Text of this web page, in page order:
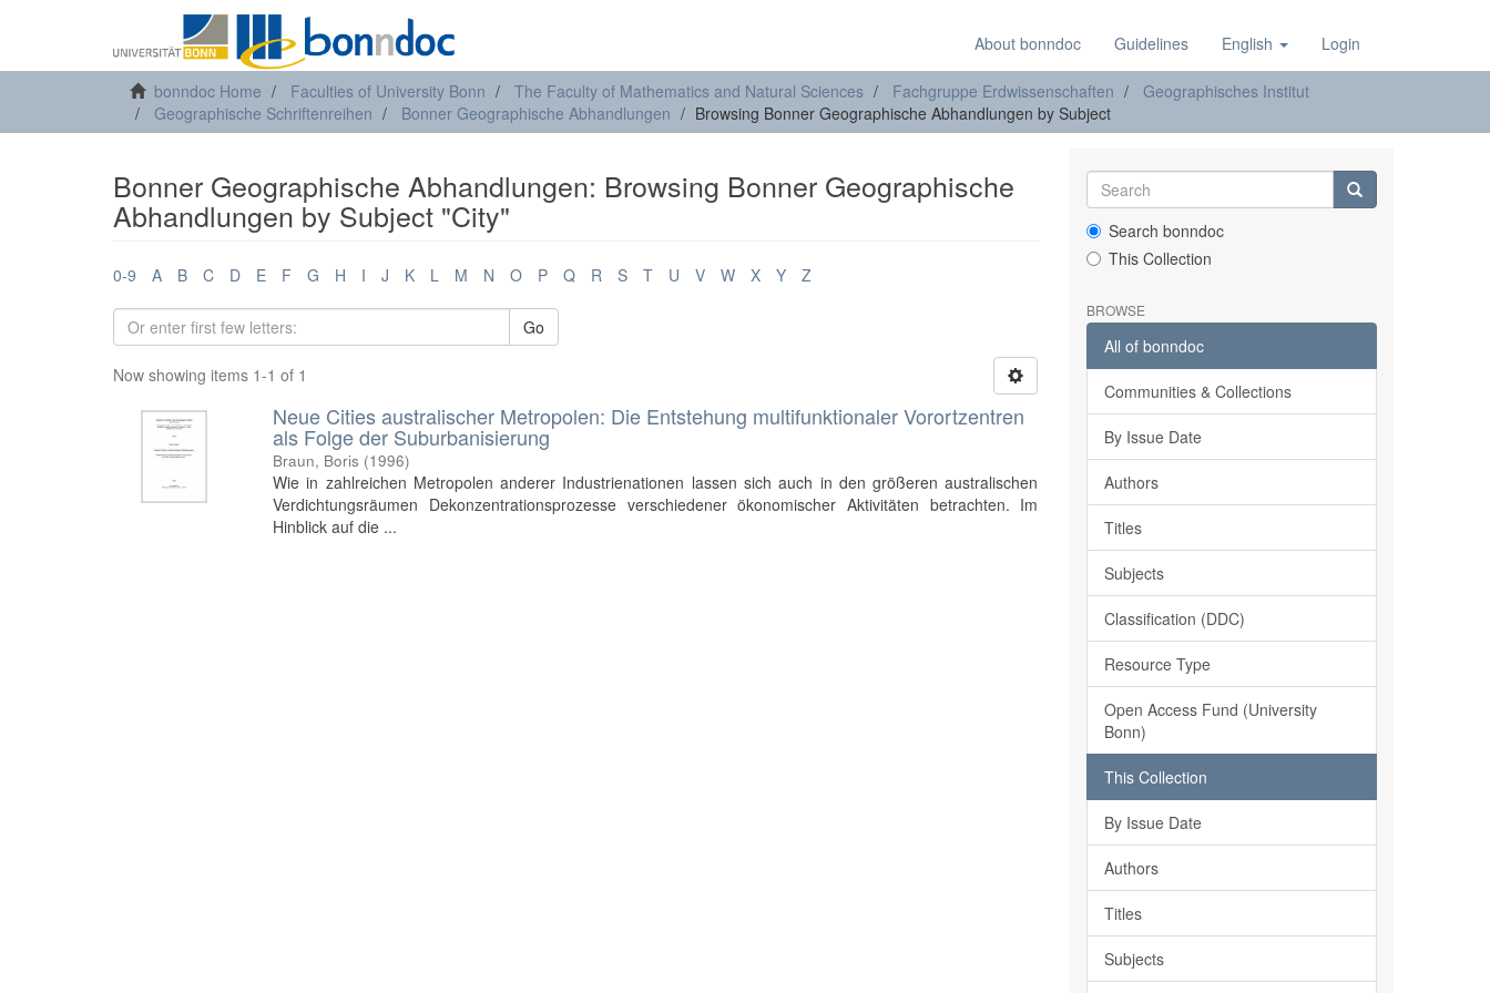
About bonndoc Guidelines English Login
bonndoc Home Faculties of University Bonn The Faculty of Mathematics and Natural Sciences Fachgruppe Erdwissenschaften
Geographisches Institut
Geographische Schriftenreihen
Bonner Geographische Abhandlungen Browsing Bonner Geographische Abhandlungen by Subject
Bonner Geographische Abhandlungen: Browsing Bonner Geographische
Abhandlungen by Subject "City"
0-9 A B C D E F G H I J K L M N O P Q R S T U V W X Y Z
Go
Now showing items 1-1 of 1
Neue Cities australischer Metropolen: Die Entstehung multifunktionaler Vorortzentren
als Folge der Suburbanisierung
Braun, Boris (1996)
Wie in zahlreichen Metropolen anderer Industrienationen lassen sich auch in den größeren australischen
Verdichtungsräumen Dekonzentrationsprozesse verschiedener ökonomischer Aktivitäten betrachten. Im
Hinblick auf die ...
Search bonndoc
This Collection
BROWSE
All of bonndoc
Communities & Collections
By Issue Date
Authors
Titles
Subjects
Classification (DDC)
Resource Type
Open Access Fund (University
Bonn)
This Collection
By Issue Date
Authors
Titles
Subjects